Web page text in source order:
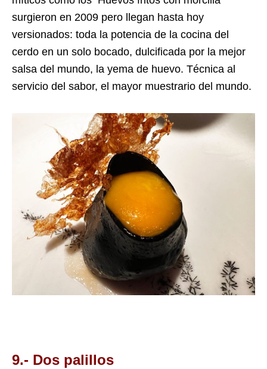
surgieron en 2009 pero llegan hasta hoy
versionados: toda la potencia de la cocina del
cerdo en un solo bocado, dulcificada por la mejor
salsa del mundo, la yema de huevo. Técnica al
servicio del sabor, el mayor muestrario del mundo.
9.- Dos palillos